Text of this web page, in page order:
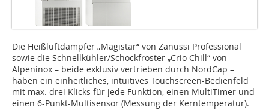
Die Heißluftdämpfer „Magistar“ von Zanussi Professional
sowie die Schnellkühler/Schockfroster „Crio Chill“ von
Alpeninox – beide exklusiv vertrieben durch NordCap –
haben ein einheitliches, intuitives Touchscreen-Bedienfeld
mit max. drei Klicks für jede Funktion, einen MultiTimer und
einen 6-Punkt-Multisensor (Messung der Kerntemperatur).